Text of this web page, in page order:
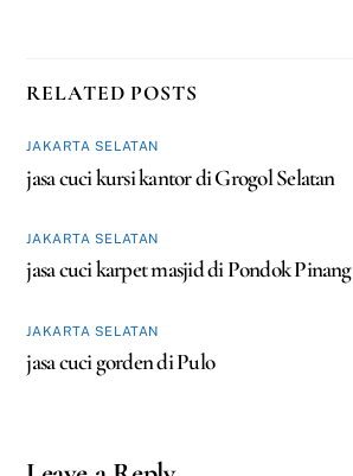
RELATED POSTS
JAKARTA SELATAN
jasa cuci kursi kantor di Grogol Selatan
JAKARTA SELATAN
jasa cuci karpet masjid di Pondok Pinang
JAKARTA SELATAN
jasa cuci gorden di Pulo